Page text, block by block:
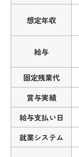
想定年収
給与
固定残業代
賞与実績
給与支払い日
就業システム